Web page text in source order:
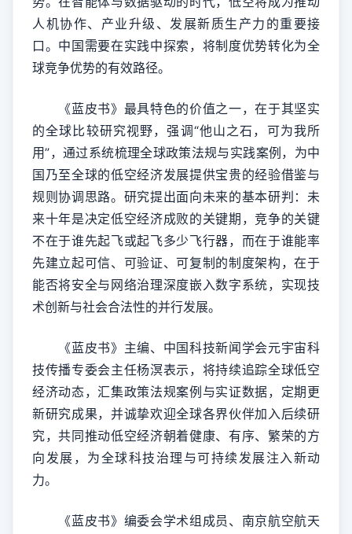
人机协作、产业升级、发展新质生产力的重要接
口。中国需要在实践中探索，将制度优势转化为全
球竞争优势的有效路径。
《蓝皮书》最具特色的价值之一，在于其坚实
的全球比较研究视野，强调“他山之石，可为我所
用”，通过系统梳理全球政策法规与实践案例，为中
国乃至全球的低空经济发展提供宝贵的经验借鉴与
规则协调思路。研究提出面向未来的基本研判：未
来十年是决定低空经济成败的关键期，竞争的关键
不在于谁先起飞或起飞多少飞行器，而在于谁能率
先建立起可信、可验证、可复制的制度架构，在于
能否将安全与网络治理深度嵌入数字系统，实现技
术创新与社会合法性的并行发展。
《蓝皮书》主编、中国科技新闻学会元宇宙科
技传播专委会主任杨溟表示，将持续追踪全球低空
经济动态，汇集政策法规案例与实证数据，定期更
新研究成果，并诚挚欢迎全球各界伙伴加入后续研
究，共同推动低空经济朝着健康、有序、繁荣的方
向发展，为全球科技治理与可持续发展注入新动
力。
《蓝皮书》编委会学术组成员、南京航空航天